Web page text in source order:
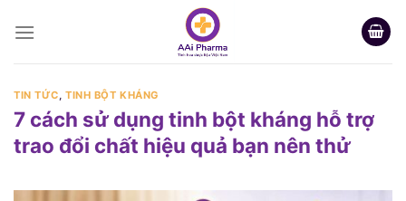
TIN TỨC,TINH BỘT KHÁNG
7 cách sử dụng tinh bột kháng hỗ trợ
trao đổi chất hiệu quả bạn nên thử